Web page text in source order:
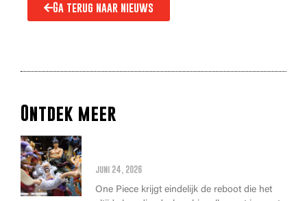
Ga terug naar nieuws
Ontdek meer
juni 24, 2026
One Piece krijgt eindelijk de reboot die het